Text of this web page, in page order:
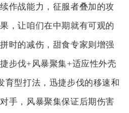
作战能力，征服者叠加的攻
，让咱们在中期就有可观的
时的减伤，甜食专家则增强
步伐+风暴聚集+适应性外壳
育型打法，迅捷步伐的移速和
手，风暴聚集保证后期伤害